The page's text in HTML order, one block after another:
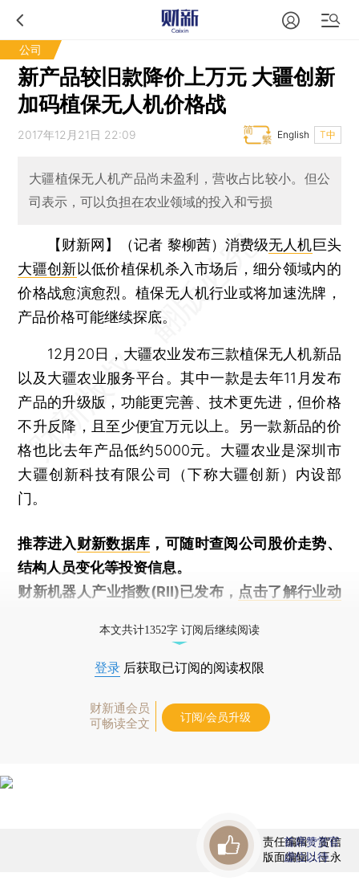
公司
新产品较旧款降价上万元 大疆创新
加码植保无人机价格战
2017年12月21日 22:09 T中
English
大疆植保无人机产品尚未盈利，营收占比较小。但公
司表示，可以负担在农业领域的投入和亏损
【财新网】（记者 黎柳茜） 消费级无人机巨头
大疆创新以低价植保机杀入市场后，细分领域内的
价格战愈演愈烈。植保无人机行业或将加速洗牌，
产品价格可能继续探底。
12月20日，大疆农业发布三款植保无人机新品
以及大疆农业服务平台。其中一款是去年11月发布
产品的升级版，功能更完善、技术更先进，但价格
不升反降，且至少便宜万元以上。另一款新品的价
格也比去年产品低约5000元。大疆农业是深圳市
大疆创新科技有限公司（下称大疆创新）内设部
门。
推荐进入财新数据库 ，可随时查阅公司股价走势、
结构人员变化等投资信息。
财新机器人产业指数(RII)已发布， 点击了解行业动
本文共计1352字 订阅后继续阅读
登录 后获取已订阅的阅读权限
财新通会员
可畅读全文
订阅/会员升级
责任编辑：贺信
版面编辑：王永
首席赞赏官
虚位以待